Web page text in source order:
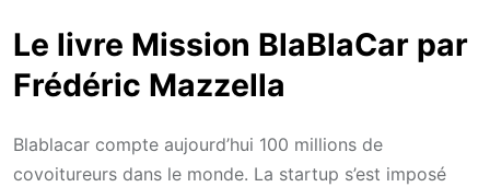
Le livre Mission BlaBlaCar par
Frédéric Mazzella
Blablacar compte aujourd’hui 100 millions de
covoitureurs dans le monde. La startup s’est imposé